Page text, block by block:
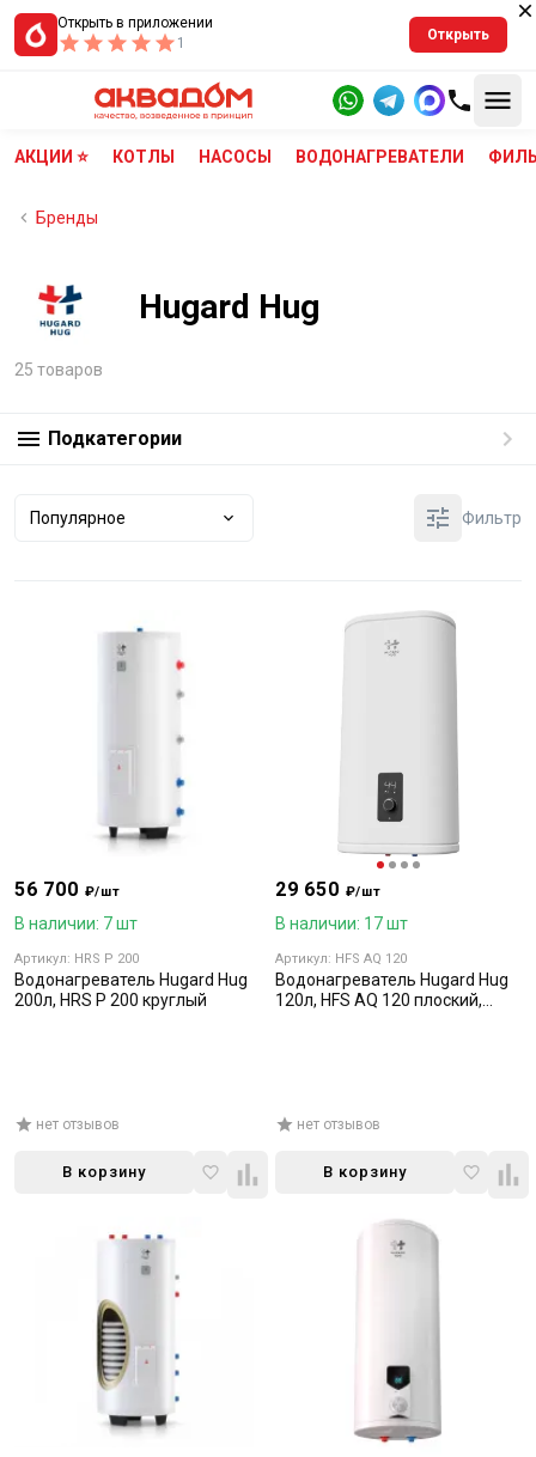
Открыть в приложении
1
Открыть
АКЦИИ ⭐ КОТЛЫ НАСОСЫ ВОДОНАГРЕВАТЕЛИ
Бренды
Hugard Hug
25 товаров
Подкатегории
Популярное Фильтр
56 700 ₽/шт
В наличии: 7 шт
Артикул: HRS P 200
Водонагреватель Hugard Hug
200л, HRS P 200 круглый
нет отзывов
В корзину
29 650 ₽/шт
В наличии: 17 шт
Артикул: HFS AQ 120
Водонагреватель Hugard Hug
120л, HFS AQ 120 плоский,
нет отзывов
В корзину